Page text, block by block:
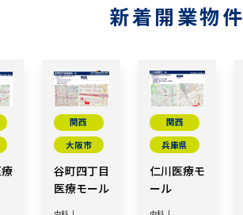
新着開業物件
関西
大阪市
谷町四丁目
医療モール
関西
兵庫県
仁川医療モ
ール